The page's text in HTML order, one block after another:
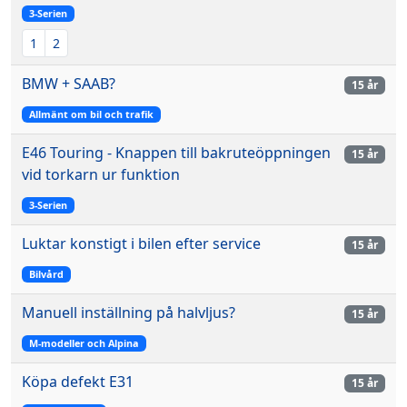
3-Serien
1 2
BMW + SAAB?
Allmänt om bil och trafik
15 år
E46 Touring - Knappen till bakruteöppningen
vid torkarn ur funktion
3-Serien
15 år
Luktar konstigt i bilen efter service
Bilvård
15 år
Manuell inställning på halvljus?
M-modeller och Alpina
15 år
Köpa defekt E31 15 år